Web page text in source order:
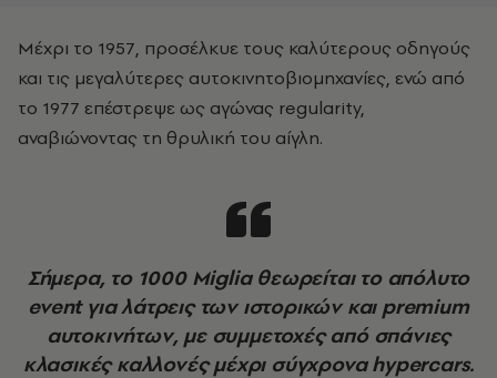
Μέχρι το 1957, προσέλκυε τους καλύτερους οδηγούς
και τις μεγαλύτερες αυτοκινητοβιομηχανίες, ενώ από
το 1977 επέστρεψε ως αγώνας regularity,
αναβιώνοντας τη θρυλική του αίγλη.
Σήμερα, το 1000 Miglia θεωρείται το απόλυτο
event για λάτρεις των ιστορικών και premium
αυτοκινήτων, με συμμετοχές από σπάνιες
κλασικές καλλονές μέχρι σύγχρονα hypercars.